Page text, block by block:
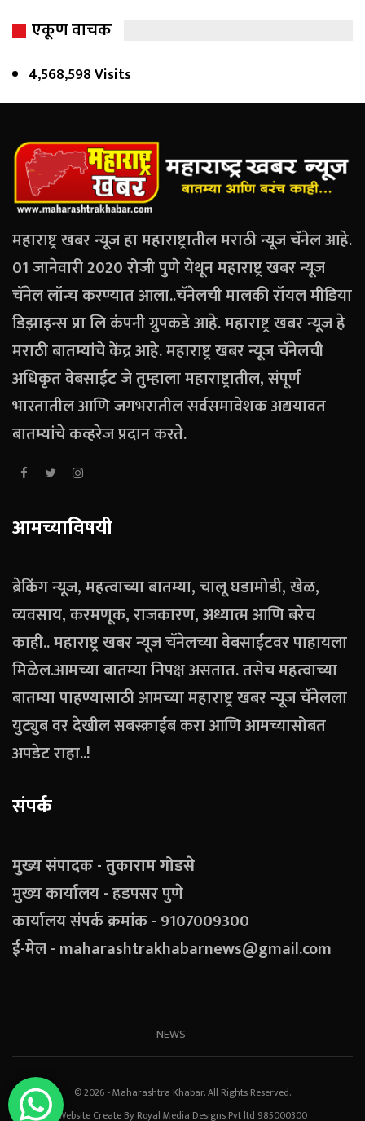
एकूण वाचक
4,568,598 Visits
महाराष्ट्र खबर न्यूज हा महाराष्ट्रातील मराठी न्यूज चॅनेल आहे.
01 जानेवारी 2020 रोजी पुणे येथून महाराष्ट्र खबर न्यूज
चॅनेल लॉन्च करण्यात आला..चॅनेलची मालकी रॉयल मीडिया
डिझाइन्स प्रा लि कंपनी ग्रुपकडे आहे. महाराष्ट्र खबर न्यूज हे
मराठी बातम्यांचे केंद्र आहे. महाराष्ट्र खबर न्यूज चॅनेलची
अधिकृत वेबसाईट जे तुम्हाला महाराष्ट्रातील, संपूर्ण
भारतातील आणि जगभरातील सर्वसमावेशक अद्ययावत
बातम्यांचे कव्हरेज प्रदान करते.
आमच्याविषयी
ब्रेकिंग न्यूज, महत्वाच्या बातम्या, चालू घडामोडी, खेळ,
व्यवसाय, करमणूक, राजकारण, अध्यात्म आणि बरेच
काही.. महाराष्ट्र खबर न्यूज चॅनेलच्या वेबसाईटवर पाहायला
मिळेल.आमच्या बातम्या निपक्ष असतात. तसेच महत्वाच्या
बातम्या पाहण्यासाठी आमच्या महाराष्ट्र खबर न्यूज चॅनेलला
युट्युब वर देखील सबस्क्राईब करा आणि आमच्यासोबत
अपडेट राहा..!
संपर्क
मुख्य संपादक - तुकाराम गोडसे
मुख्य कार्यालय - हडपसर पुणे
कार्यालय संपर्क क्रमांक - 9107009300
ई-मेल - maharashtrakhabarnews@gmail.com
NEWS
© 2026 - Maharashtra Khabar. All Rights Reserved.
Website Create By Royal Media Designs Pvt ltd 985000300